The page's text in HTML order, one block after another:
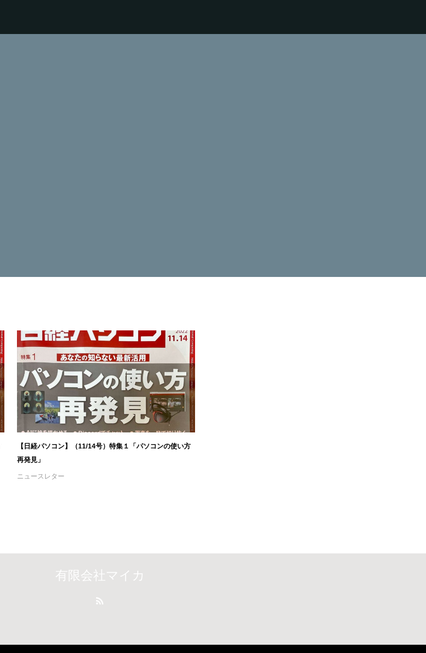
【日経パソコン】（11/14号）特集１「パソコンの使い方
再発見」
ニュースレター
有限会社マイカ